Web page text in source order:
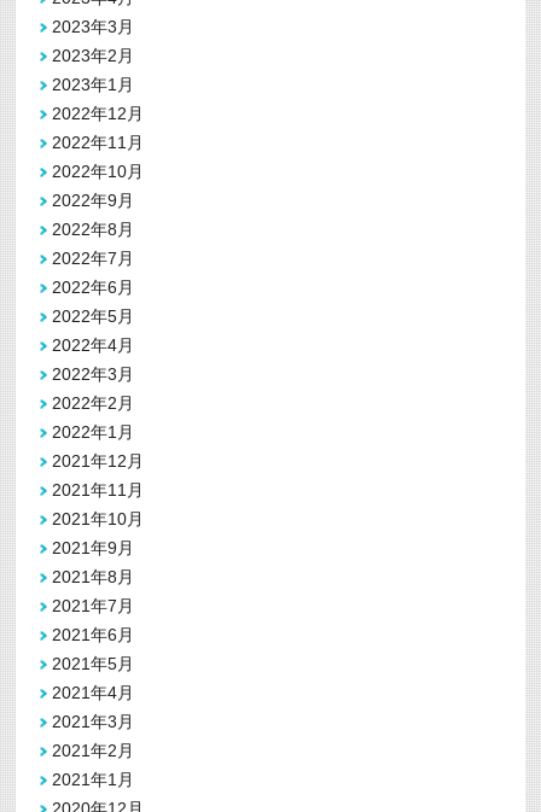
2023年3月
2023年2月
2023年1月
2022年12月
2022年11月
2022年10月
2022年9月
2022年8月
2022年7月
2022年6月
2022年5月
2022年4月
2022年3月
2022年2月
2022年1月
2021年12月
2021年11月
2021年10月
2021年9月
2021年8月
2021年7月
2021年6月
2021年5月
2021年4月
2021年3月
2021年2月
2021年1月